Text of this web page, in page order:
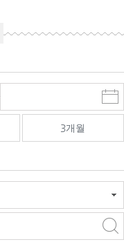
마
감
선
3개월